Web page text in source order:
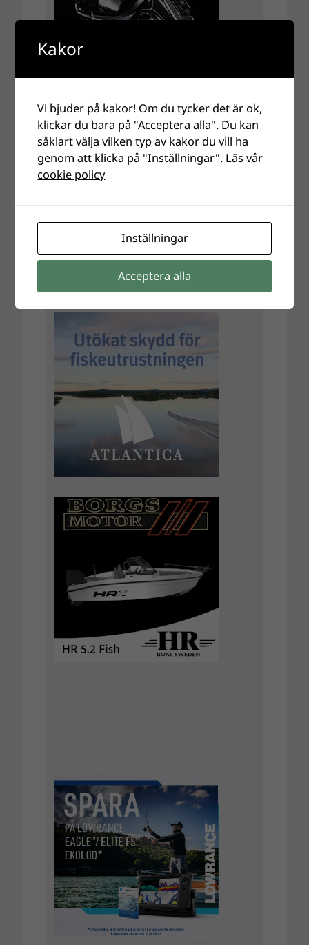
Kakor
Vi bjuder på kakor! Om du tycker det är ok,
klickar du bara på "Acceptera alla". Du kan
såklart välja vilken typ av kakor du vill ha
genom att klicka på "Inställningar". Läs vår
cookie policy
Inställningar
Acceptera alla